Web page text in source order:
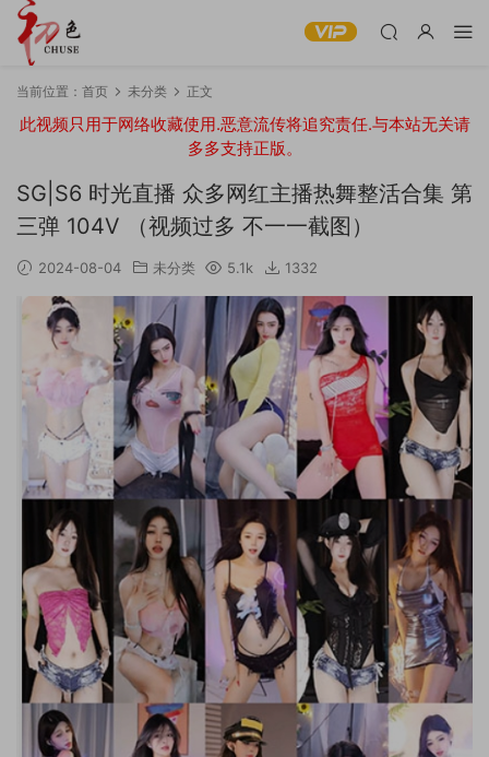
当前位置： 首页 未分类 正文
此视频只用于网络收藏使用.恶意流传将追究责任.与本站无关请
多多支持正版。
SG|S6 时光直播 众多网红主播热舞整活合集 第
三弹 104V （视频过多 不一一截图）
2024-08-04 未分类 5.1k 1332